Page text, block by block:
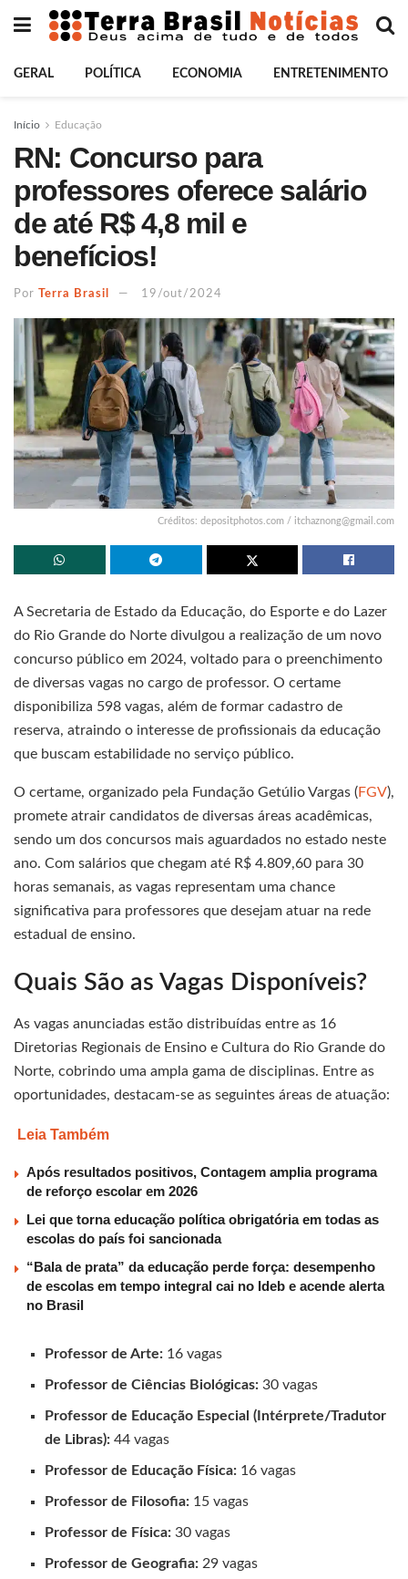
GERAL POLÍTICA ECONOMIA ENTRETENIMENTO
Início Educação
RN: Concurso para
professores oferece salário
de até R$ 4,8 mil e
benefícios!
Por Terra Brasil 19/out/2024
Créditos: depositphotos.com / itchaznong@gmail.com
A Secretaria de Estado da Educação, do Esporte e do Lazer
do Rio Grande do Norte divulgou a realização de um novo
concurso público em 2024, voltado para o preenchimento
de diversas vagas no cargo de professor. O certame
disponibiliza 598 vagas, além de formar cadastro de
reserva, atraindo o interesse de profissionais da educação
que buscam estabilidade no serviço público.
O certame, organizado pela Fundação Getúlio Vargas (FGV),
promete atrair candidatos de diversas áreas acadêmicas,
sendo um dos concursos mais aguardados no estado neste
ano. Com salários que chegam até R$ 4.809,60 para 30
horas semanais, as vagas representam uma chance
significativa para professores que desejam atuar na rede
estadual de ensino.
Quais São as Vagas Disponíveis?
As vagas anunciadas estão distribuídas entre as 16
Diretorias Regionais de Ensino e Cultura do Rio Grande do
Norte, cobrindo uma ampla gama de disciplinas. Entre as
oportunidades, destacam-se as seguintes áreas de atuação:
Leia Também
Após resultados positivos, Contagem amplia programa
de reforço escolar em 2026
Lei que torna educação política obrigatória em todas as
escolas do país foi sancionada
“Bala de prata” da educação perde força: desempenho
de escolas em tempo integral cai no Ideb e acende alerta
no Brasil
Professor de Arte: 16 vagas
Professor de Ciências Biológicas: 30 vagas
Professor de Educação Especial (Intérprete/Tradutor
de Libras): 44 vagas
Professor de Educação Física: 16 vagas
Professor de Filosofia: 15 vagas
Professor de Física: 30 vagas
Professor de Geografia: 29 vagas